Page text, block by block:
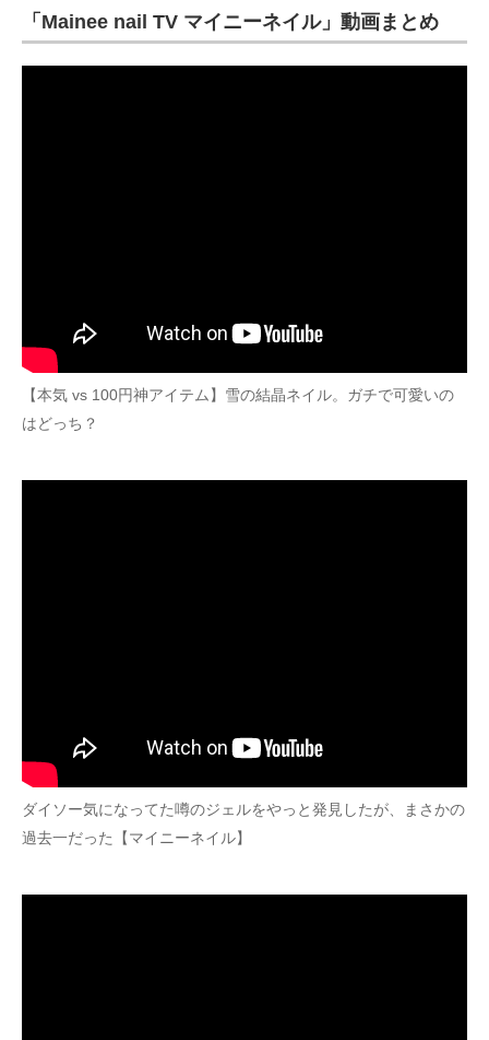
「Mainee nail TV マイニーネイル」動画まとめ
【本気 vs 100円神アイテム】雪の結晶ネイル。ガチで可愛いの
はどっち？
ダイソー気になってた噂のジェルをやっと発見したが、まさかの
過去一だった【マイニーネイル】